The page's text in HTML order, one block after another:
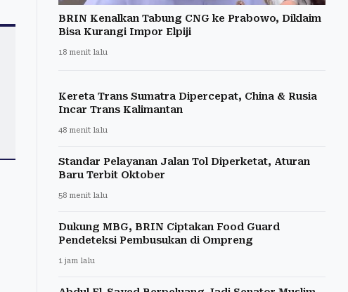
BRIN Kenalkan Tabung CNG ke Prabowo, Diklaim
Bisa Kurangi Impor Elpiji
18 menit lalu
Kereta Trans Sumatra Dipercepat, China & Rusia
Incar Trans Kalimantan
48 menit lalu
Standar Pelayanan Jalan Tol Diperketat, Aturan
Baru Terbit Oktober
58 menit lalu
Dukung MBG, BRIN Ciptakan Food Guard
Pendeteksi Pembusukan di Ompreng
1 jam lalu